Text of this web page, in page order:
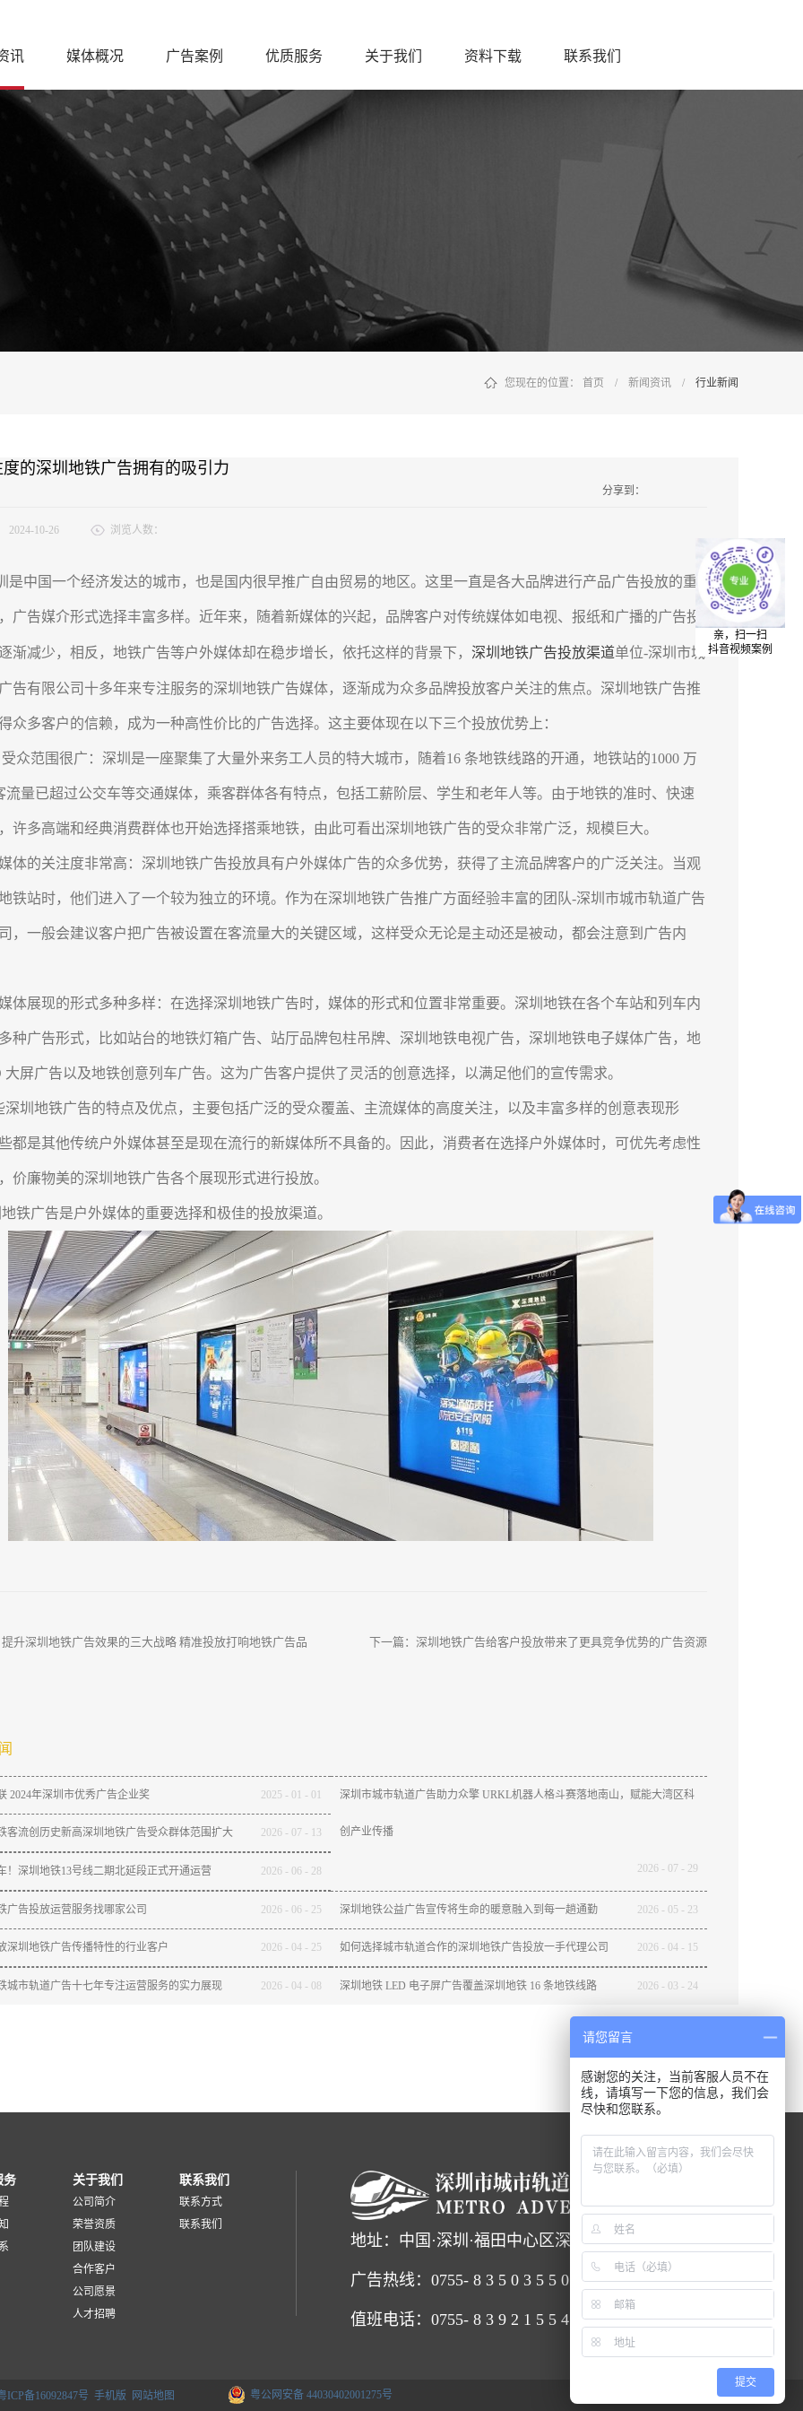
讯 媒体概况 广告案例 优质服务 关于我们 资料下载 联系我们
您现在的位置： 首页 / 新闻资讯 / 行业新闻
的深圳地铁广告拥有的吸引力
分享到：
2024-10-26 浏览人数：
国一个经济发达的城市，也是国内很早推广自由贸易的地区。这里一直是各大品牌进行产品广告投放的重
广告媒介形式选择丰富多样。近年来，随着新媒体的兴起，品牌客户对传统媒体如电视、报纸和广播的广告投
渐减少，相反，地铁广告等户外媒体却在稳步增长，依托这样的背景下， 深圳地铁广告投放渠道单位-深圳市城
告有限公司十多年来专注服务的深圳地铁广告媒体，逐渐成为众多品牌投放客户关注的焦点。深圳地铁广告推
众多客户的信赖，成为一种高性价比的广告选择。这主要体现在以下三个投放优势上：
范围很广：深圳是一座聚集了大量外来务工人员的特大城市，随着16 条地铁线路的开通，地铁站的1000 万
流量已超过公交车等交通媒体，乘客群体各有特点，包括工薪阶层、学生和老年人等。由于地铁的准时、快速
许多高端和经典消费群体也开始选择搭乘地铁，由此可看出深圳地铁广告的受众非常广泛，规模巨大。
的关注度非常高：深圳地铁广告投放具有户外媒体广告的众多优势，获得了主流品牌客户的广泛关注。当观
铁站时，他们进入了一个较为独立的环境。作为在深圳地铁广告推广方面经验丰富的团队-深圳市城市轨道广告
，一般会建议客户把广告被设置在客流量大的关键区域，这样受众无论是主动还是被动，都会注意到广告内
展现的形式多种多样：在选择深圳地铁广告时，媒体的形式和位置非常重要。深圳地铁在各个车站和列车内
种广告形式，比如站台的地铁灯箱广告、站厅品牌包柱吊牌、深圳地铁电视广告，深圳地铁电子媒体广告，地
大屏广告以及地铁创意列车广告。这为广告客户提供了灵活的创意选择，以满足他们的宣传需求。
地铁广告的特点及优点，主要包括广泛的受众覆盖、主流媒体的高度关注，以及丰富多样的创意表现形
都是其他传统户外媒体甚至是现在流行的新媒体所不具备的。因此，消费者在选择户外媒体时，可优先考虑性
价廉物美的深圳地铁广告各个展现形式进行投放。
广告是户外媒体的重要选择和极佳的投放渠道。
提升深圳地铁广告效果的三大战略 精准投放打响地铁广告品 下一篇： 深圳地铁广告给客户投放带来了更具竞争优势的广告资源
2024年深圳市优秀广告企业奖 2025 - 01 - 01 深圳市城市轨道广告助力众擎 URKL机器人格斗赛落地南山，赋能大湾区科
创产业传播
2026 - 07 - 29
客流创历史新高深圳地铁广告受众群体范围扩大 2026 - 07 - 13
！深圳地铁13号线二期北延段正式开通运营 2026 - 06 - 28
广告投放运营服务找哪家公司 2026 - 06 - 25 深圳地铁公益广告宣传将生命的暖意融入到每一趟通勤 2026 - 05 - 23
深圳地铁广告传播特性的行业客户 2026 - 04 - 25 如何选择城市轨道合作的深圳地铁广告投放一手代理公司 2026 - 04 - 15
城市轨道广告十七年专注运营服务的实力展现 2026 - 04 - 08 深圳地铁 LED 电子屏广告覆盖深圳地铁 16 条地铁线路 2026 - 03 - 24
务 关于我们
公司简介
荣誉资质
团队建设
合作客户
公司愿景
人才招聘
联系我们
联系方式
联系我们
ICP备16092847号 手机版 网站地图
地址：中国·深圳·福田中心区深南大道4068号卓越时代广场
广告热线： 0755- 8 3 5 0 3 5 5 0
值班电话：0755- 8 3 9 2 1 5 5 4
粤公网安备 44030402001275号
亲，扫一扫
抖音视频案例
请您留言
感谢您的关注，当前客服人员不在
线，请填写一下您的信息，我们会
尽快和您联系。
提交